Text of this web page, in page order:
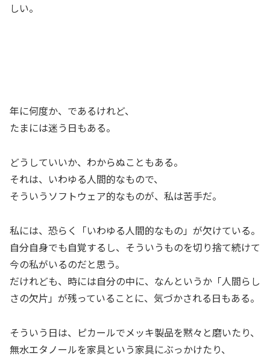
しい。
年に何度か、であるけれど、
たまには迷う日もある。
どうしていいか、わからぬこともある。
それは、いわゆる人間的なもので、
そういうソフトウェア的なものが、私は苦手だ。
私には、恐らく「いわゆる人間的なもの」が欠けている。
自分自身でも自覚するし、そういうものを切り捨て続けて
今の私がいるのだと思う。
だけれども、時には自分の中に、なんというか「人間らし
さの欠片」が残っていることに、気づかされる日もある。
そういう日は、ピカールでメッキ製品を黙々と磨いたり、
無水エタノールを家具という家具にぶっかけたり、